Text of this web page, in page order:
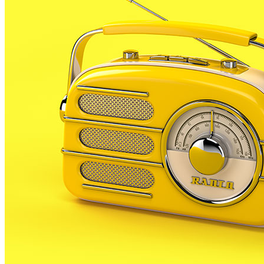
18 d’octubre
, la sala annexa de la botiga
acull una activitat organitzada per
Ajuntamenti elConsorci de Promoció Turística
Costa del Maresme. Es tracta d’un showcooking, és
a dir una mostra de cuina, i un tast de vins.
Aquesta activitat s’emmarca dins la nova campanya
del consorci que porta per títol ‘ Vine al Mercat,
menja’t el Maresme’. En ella, els participants faran
una degustació d’unes sis receptes de temporada
amb productes locals a banda de vins.
, tècnica de Promoció